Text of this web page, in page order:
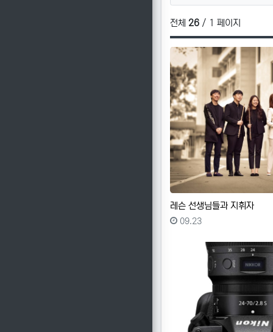
전체 26/ 1 페이지
레슨 선생님들과 지휘자
등록일
09.23